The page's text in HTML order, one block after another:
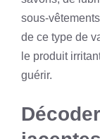
sous-
de ce type de
le produit
guérir.